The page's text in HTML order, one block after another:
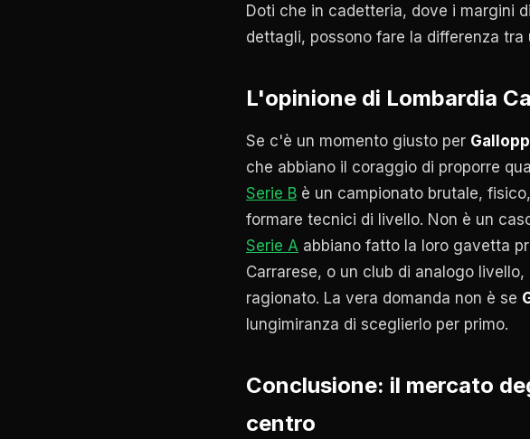
Doti che in cadetteria, dove i margini
dettagli, possono fare la differenza
L'opinione di Lombardia
Se c'è un momento giusto per
che abbiano il coraggio di proporre
Serie B è un campionato brutale,
formare tecnici di livello. Non è un
Serie A abbiano fatto la loro gavetta
Carrarese, o un club di analogo
ragionato. La vera domanda non è se
lungimiranza di sceglierlo per primo.
Conclusione: il mercato
centro